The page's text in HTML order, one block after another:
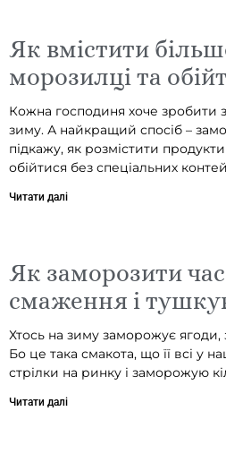
Як вмістити
морозилці та
Кожна господиня хоче зробити
зиму. А найкращий спосіб –
підкажу, як розмістити
обійтися без спеціальних
Читати далі
Як заморозити
смаження і
Хтось на зиму заморожує ягоди,
Бо це така смакота, що її всі у
стрілки на ринку і заморожую
Читати далі